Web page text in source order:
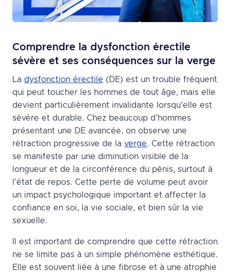
Comprendre la dysfonction érectile
sévère et ses conséquences sur la verge
La dysfonction érectile (DE) est un trouble fréquent
qui peut toucher les hommes de tout âge, mais elle
devient particulièrement invalidante lorsqu’elle est
sévère et durable. Chez beaucoup d’hommes
présentant une DE avancée, on observe une
rétraction progressive de la verge. Cette rétraction
se manifeste par une diminution visible de la
longueur et de la circonférence du pénis, surtout à
l’état de repos. Cette perte de volume peut avoir
un impact psychologique important et affecter la
confiance en soi, la vie sociale, et bien sûr la vie
sexuelle.
Il est important de comprendre que cette rétraction
ne se limite pas à un simple phénomène esthétique.
Elle est souvent liée à une fibrose et à une atrophie